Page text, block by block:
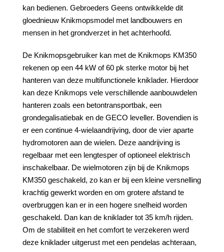
kan bedienen. Gebroeders Geens ontwikkelde dit
gloednieuw Knikmopsmodel met landbouwers en
mensen in het grondverzet in het achterhoofd.
De Knikmopsgebruiker kan met de Knikmops KM350
rekenen op een 44 kW of 60 pk sterke motor bij het
hanteren van deze multifunctionele kniklader. Hierdoor
kan deze Knikmops vele verschillende aanbouwdelen
hanteren zoals een betontransportbak, een
grondegalisatiebak en de GECO leveller. Bovendien is
er een continue 4-wielaandrijving, door de vier aparte
hydromotoren aan de wielen. Deze aandrijving is
regelbaar met een lengtesper of optioneel elektrisch
inschakelbaar. De wielmotoren zijn bij de Knikmops
KM350 geschakeld, zo kan er bij een kleine versnelling
krachtig gewerkt worden en om grotere afstand te
overbruggen kan er in een hogere snelheid worden
geschakeld. Dan kan de kniklader tot 35 km/h rijden.
Om de stabiliteit en het comfort te verzekeren werd
deze kniklader uitgerust met een pendelas achteraan,